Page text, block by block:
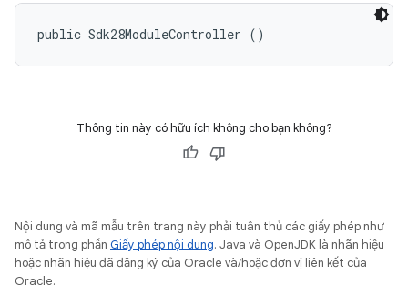
public Sdk28ModuleController ()
Thông tin này có hữu ích không cho bạn không?
Nội dung và mã mẫu trên trang này phải tuân thủ các giấy phép như
mô tả trong phần Giấy phép nội dung. Java và OpenJDK là nhãn hiệu
hoặc nhãn hiệu đã đăng ký của Oracle và/hoặc đơn vị liên kết của
Oracle.